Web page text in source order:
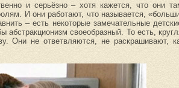
и серьёзно – хотя кажется, что они
И они работают, что называется,
– есть некоторые замечательные
своеобразный. То есть,
Они не ответвляются, не раскрашивают,